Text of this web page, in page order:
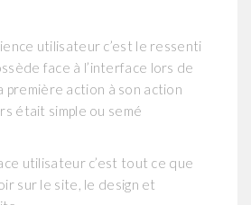
utilisateur c’est le ressenti
face à l’interface lors de
première action à son action
était simple ou semé
utilisateur c’est tout ce que
sur le site, le design et